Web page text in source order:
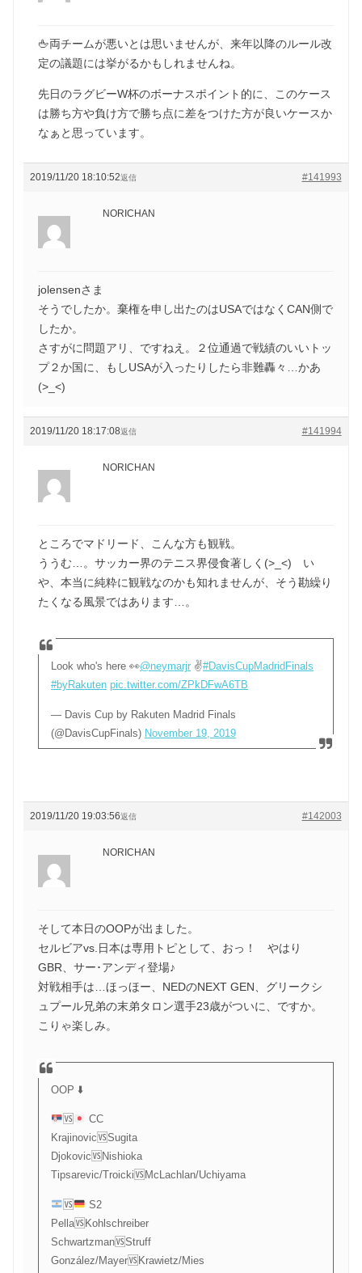
🖕両チームが悪いとは思いませんが、来年以降のルール改
定の議題には挙がるかもしれませんね。
先日のラグビーW杯のボーナスポイント的に、このケース
は勝ち方や負け方で勝ち点に差をつけた方が良いケースか
なぁと思っています。
2019/11/20 18:10:52 #141993
返信
NORICHAN
jolensenさま
そうでしたか。棄権を申し出たのはUSAではなくCAN側で
したか。
さすがに問題アリ、ですねえ。２位通過で戦績のいいトッ
プ２か国に、もしUSAが入ったりしたら非難轟々…かあ
(>_<)
2019/11/20 18:17:08 #141994
返信
NORICHAN
ところでマドリード、こんな方も観戦。
ううむ…。サッカー界のテニス界侵食著しく(>_<) い
や、本当に純粋に観戦なのかも知れませんが、そう勘繰り
たくなる風景ではあります…。
Look who's here 👀@neymarjr ✌️#DavisCupMadridFinals
#byRakuten pic.twitter.com/ZPkDFwA6TB
— Davis Cup by Rakuten Madrid Finals
(@DavisCupFinals) November 19, 2019
2019/11/20 19:03:56 #142003
返信
NORICHAN
そして本日のOOPが出ました。
セルビアvs.日本は専用トピとして、おっ！ やはり
GBR、サー･アンディ登場♪
対戦相手は…ほっほー、NEDのNEXT GEN、グリークシ
ュプール兄弟の末弟タロン選手23歳がついに、ですか。
こりゃ楽しみ。
OOP ⬇️
🆚
CC
Krajinovic🆚Sugita
Djokovic🆚Nishioka
Tipsarevic/Troicki🆚McLachlan/Uchiyama
🆚
S2
Pella🆚Kohlschreiber
Schwartzman🆚Struff
González/Mayer🆚Krawietz/Mies